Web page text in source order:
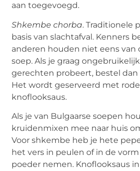
aan toegevoegd.
Shkembe chorba. Traditionele
basis van slachtafval. Kenners
anderen houden niet eens van
soep. Als je graag
gerechten probeert, bestel
Het wordt geserveerd met
knoflooksaus.
Als je van Bulgaarse soepen
kruidenmixen mee naar huis
Voor shkembe heb je hete
het vers in peulen of in de
poeder nemen. Knoflooksaus